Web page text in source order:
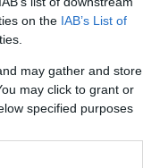
on the IAB’s List of
may gather and store
may click to grant or
specified purposes